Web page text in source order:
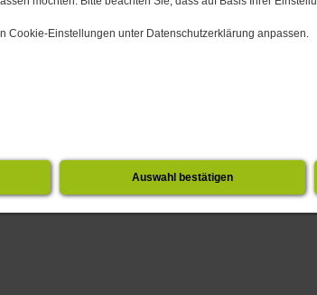
Cookie-Einstellungen unter Datenschutzerklärung anpassen.
Auswahl bestätigen